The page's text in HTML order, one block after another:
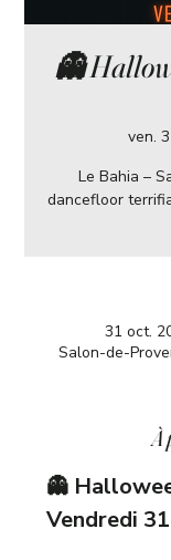
👻
ven.
Le Bahia –
dancefloor
31 oct.
Salon-de-
À
👻
Vendredi